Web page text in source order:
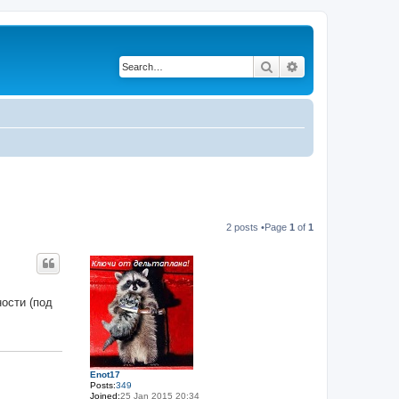
Search
2 posts •Page 1 of 1
Enot17
Posts:349
Joined:25 Jan 2015 20:34
(под